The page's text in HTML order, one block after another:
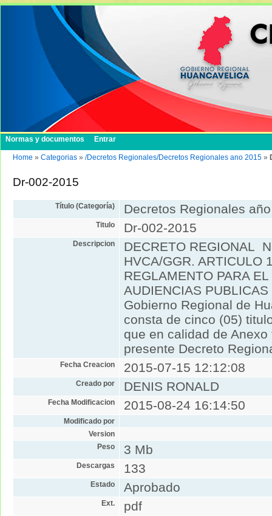
Normas y documentos Entrar
Home » Categorias » /Decretos Regionales/Decretos Regionales ano 2015 »
Dr-002-2015
Título (Categoría) Decretos Regionales
Titulo Dr-002-2015
Descripcion
DECRETO REGIONAL
HVCA/GGR. ARTICULO
REGLAMENTO PARA
AUDIENCIAS
Gobierno Regional de
consta de cinco (05)
que en calidad de
presente Decreto
Fecha Creacion 2015-07-15 12:12:08
Creado por DENIS RONALD
Fecha Modificacion 2015-08-24 16:14:50
Modificado por
Version
Peso
3 Mb
Descargas 133
Estado Aprobado
Ext. pdf